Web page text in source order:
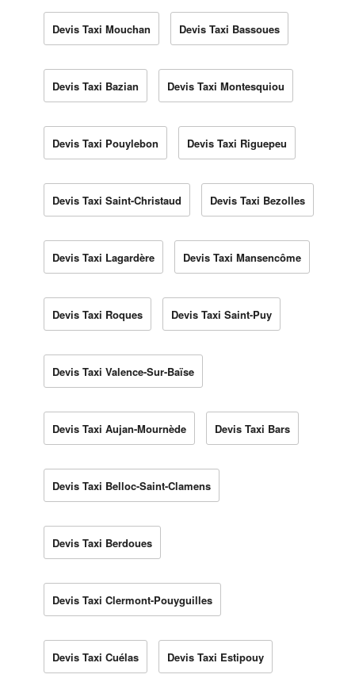
Devis Taxi Mouchan Devis Taxi Bassoues
Devis Taxi Bazian Devis Taxi Montesquiou
Devis Taxi Pouylebon Devis Taxi Riguepeu
Devis Taxi Saint-Christaud Devis Taxi Bezolles
Devis Taxi Lagardère Devis Taxi Mansencôme
Devis Taxi Roques Devis Taxi Saint-Puy
Devis Taxi Valence-Sur-Baïse
Devis Taxi Aujan-Mournède Devis Taxi Bars
Devis Taxi Belloc-Saint-Clamens
Devis Taxi Berdoues
Devis Taxi Clermont-Pouyguilles
Devis Taxi Cuélas Devis Taxi Estipouy